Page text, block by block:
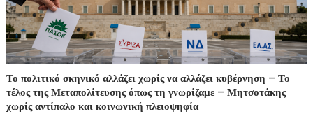
Το πολιτικό σκηνικό αλλάζει χωρίς να αλλάζει κυβέρνηση – Το
τέλος της Μεταπολίτευσης όπως τη γνωρίζαμε – Μητσοτάκης
χωρίς αντίπαλο και κοινωνική πλειοψηφία